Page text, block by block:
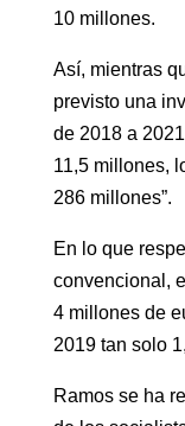
10 millones.
Así, mientras
previsto una
de 2018 a
11,5 millones,
286 millones”.
En lo que
convencional,
4 millones de
2019 tan solo
Ramos se ha